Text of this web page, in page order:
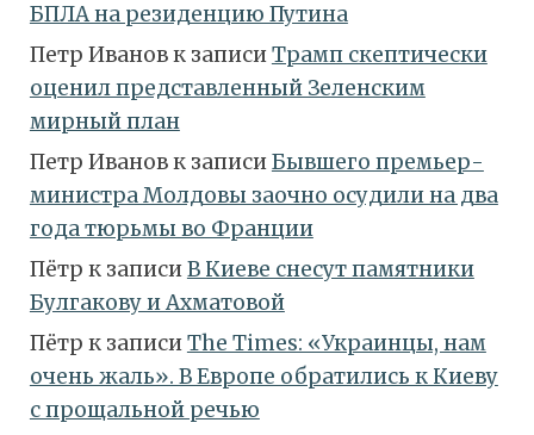
БПЛА на резиденцию Путина
Петр Ивановк записиТрамп скептически
оценил представленный Зеленским
мирный план
Петр Ивановк записиБывшего премьер-
министра Молдовы заочно осудили на два
года тюрьмы во Франции
Пётр к записиВ Киеве снесут памятники
Булгакову и Ахматовой
Пётр к записиТhe Times: «Украинцы, нам
очень жаль». В Европе обратились к Киеву
с прощальной речью